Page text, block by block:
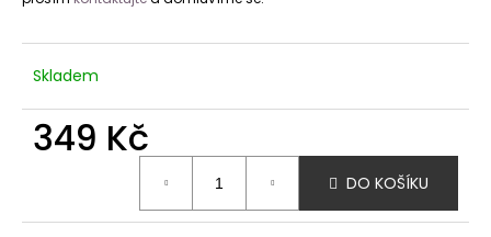
Skladem
349 Kč
DO KOŠÍKU